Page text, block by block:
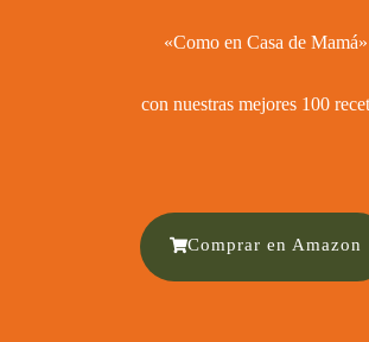
«Como en Casa de Mamá»
con nuestras mejores 100
Comprar en Amazon